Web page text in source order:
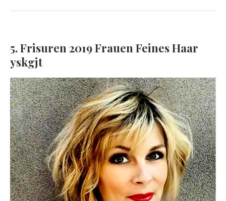
5. Frisuren 2019 Frauen Feines Haar
yskgjt